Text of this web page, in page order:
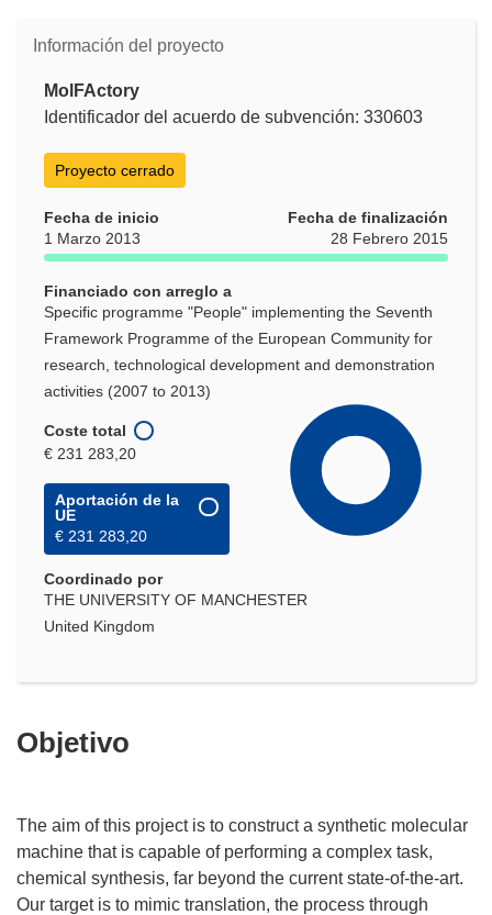
Información del proyecto
MolFActory
Identificador del acuerdo de subvención: 330603
Proyecto cerrado
Fecha de inicio
1 Marzo 2013
Fecha de finalización
28 Febrero 2015
Financiado con arreglo a
Specific programme "People" implementing the Seventh
Framework Programme of the European Community for
research, technological development and demonstration
activities (2007 to 2013)
Coste total
€ 231 283,20
Aportación de la
UE
€ 231 283,20
Coordinado por
THE UNIVERSITY OF MANCHESTER
United Kingdom
Objetivo
The aim of this project is to construct a synthetic molecular
machine that is capable of performing a complex task,
chemical synthesis, far beyond the current state-of-the-art.
Our target is to mimic translation, the process through